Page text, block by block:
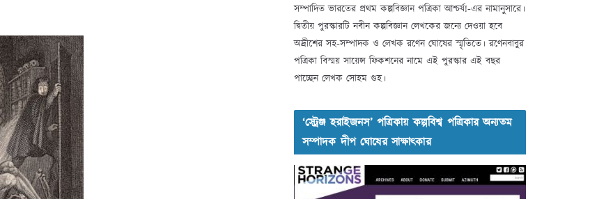
সম্পাদিত ভারতের প্রথম কল্পবিজ্ঞান পত্রিকা আশ্চর্য!-এর নামানুসারে।
দ্বিতীয় পুরস্কারটি নবীন কল্পবিজ্ঞান লেখকের জন্যে দেওয়া হবে
অদ্রীশের সহ-সম্পাদক ও লেখক রণেন ঘোষের স্মৃতিতে। রণেনবাবুর
পত্রিকা বিস্ময় সায়েন্স ফিকশনের নামে এই পুরস্কার এই বছর
পাচ্ছেন লেখক সোহম গুহ।
‘স্ট্রেঞ্জ হরাইজনস’ পত্রিকায় কল্পবিশ্ব পত্রিকার অন্যতম
সম্পাদক দীপ ঘোষের সাক্ষাৎকার